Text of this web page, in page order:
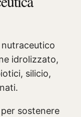
idrolizzato,
silicio,
sostenere